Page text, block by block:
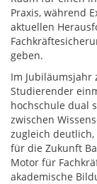
Praxis, während
aktuellen
geben.
Im Jubiläumsjahr
Studierender
hochschule dual
zwischen
zugleich
für die Zukunft
Motor für
akademische